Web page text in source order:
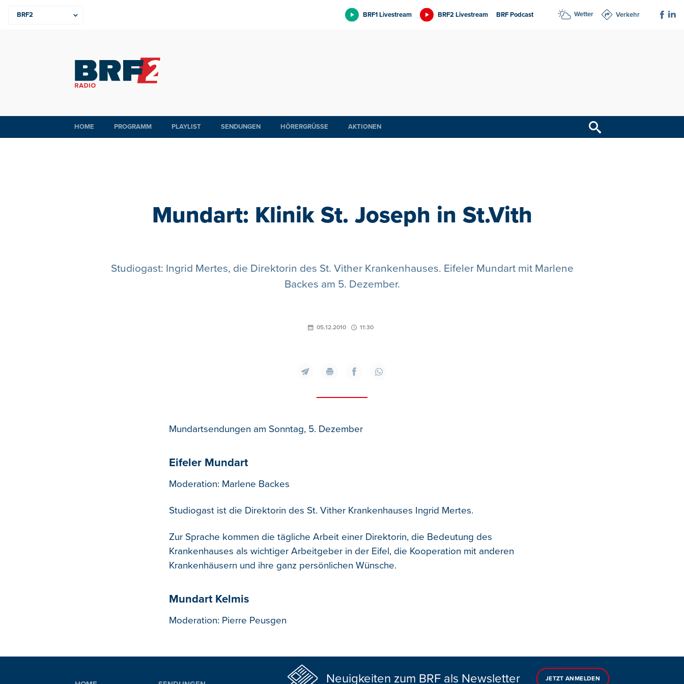
BRF1 Livestream BRF2 Livestream BRF Podcast Wetter Verkehr
HOME PROGRAMM PLAYLIST SENDUNGEN HÖRERGRÜSSE AKTIONEN
Mundart: Klinik St. Joseph in St.Vith
Studiogast: Ingrid Mertes, die Direktorin des St. Vither Krankenhauses. Eifeler Mundart mit Marlene
Backes am 5. Dezember.
05.12.2010 11:30
Mundartsendungen am Sonntag, 5. Dezember
Eifeler Mundart
Moderation: Marlene Backes
Studiogast ist die Direktorin des St. Vither Krankenhauses Ingrid Mertes.
Zur Sprache kommen die tägliche Arbeit einer Direktorin, die Bedeutung des
Krankenhauses als wichtiger Arbeitgeber in der Eifel, die Kooperation mit anderen
Krankenhäusern und ihre ganz persönlichen Wünsche.
Mundart Kelmis
Moderation: Pierre Peusgen
Neuigkeiten zum BRF als Newsletter JETZT ANMELDEN